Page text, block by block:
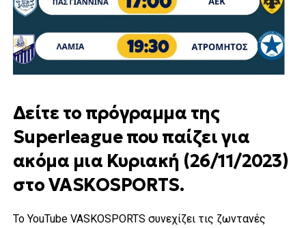
Δείτε το πρόγραμμα της
Superleague που παίζει για
ακόμα μια Κυριακή (26/11/2023)
στο VASKOSPORTS.
Το YouTube VASKOSPORTS συνεχίζει τις ζωντανές